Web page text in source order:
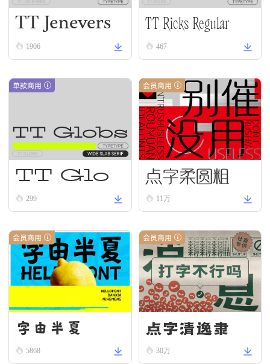
TT Jenevers
Regular
1906
TT Ricks Regular
467
单款商用
TT Glo
bs Reg
ular
299
会员商用
点字柔圆粗
11万
会员商用
字由半夏
5868
会员商用
点字清逸隶
30万